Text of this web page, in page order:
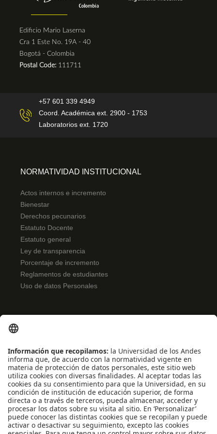
Edificio Mario Laserna
Cra 1 Este No. 19A - 40
Bogotá - Colombia
Postal Code: 111711
+57 601 339 4949
Coord. Académica ext. 2900 - 1753
Laboratorios ext. 1720
NORMATIVIDAD INSTITUCIONAL
Actos internos e incremento
Bienestar
Derechos pecunarios
Estatuto Docente
Estatuto general
Ley de transparencia
Porcentaje de incremento
Reglamentos de estudiantes
Uso de datos Personales
Noticias
Eventos
Profesores
Iniciativas estudiantiles
Escuela Internacional de Verano
Apoyo financiero
Software y tecnología